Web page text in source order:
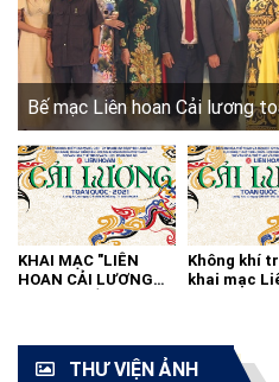
Bế mạc Liên hoan Cải lương
KHAI MẠC "LIÊN
HOAN CẢI LƯƠNG
Không khí
khai mạc
THƯ VIỆN ẢNH